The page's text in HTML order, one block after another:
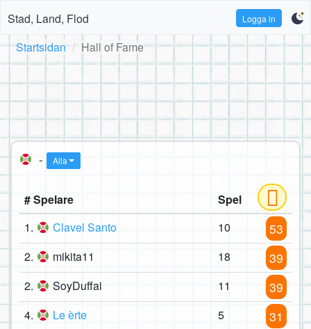
Stad, Land, Flod Logga in
Startsidan Hall of Fame
- Alla
# Spelare
Spel
1.
Clavel Santo 10 53
2. mikita11 18 39
2. SoyDuffai 11 39
4. Le èrte 5 31